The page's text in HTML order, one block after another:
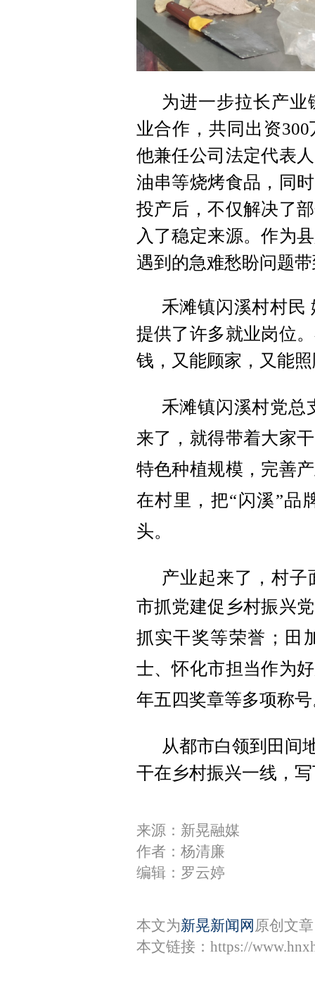
为进一步拉长产业
业合作，共同出资
他兼任公司法定代表
油串等烧烤食品，同
投产后，不仅解决了
入了稳定来源。作为
遇到的急难愁盼问题
禾滩镇闪溪村村民
提供了许多就业岗位
钱，又能顾家，又能
禾滩镇闪溪村党
来了，就得带着大家
特色种植规模，完善
在村里，把“闪溪”品
头。
产业起来了，村
市抓党建促乡村振兴
抓实干奖等荣誉；田
士、怀化市担当作为
年五四奖章等多项称
从都市白领到田间
干在乡村振兴一线，
来源：新晃融媒
作者：杨清廉
编辑：罗云婷
本文为新晃新闻网 原创文
本文链接： https://